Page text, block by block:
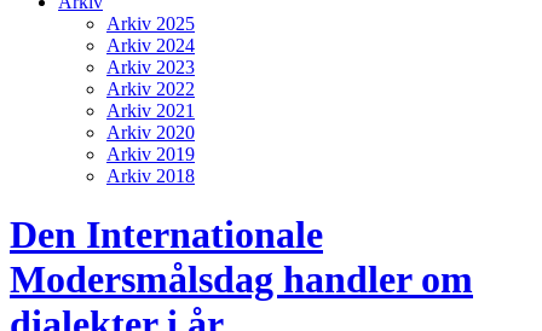
Arkiv 2025
Arkiv 2024
Arkiv 2023
Arkiv 2022
Arkiv 2021
Arkiv 2020
Arkiv 2019
Arkiv 2018
Den Internationale
Modersmålsdag handler om